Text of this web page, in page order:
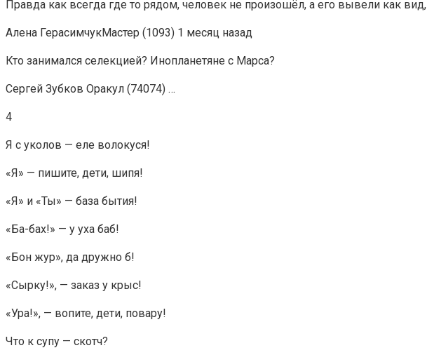
Правда как всегда где то рядом, человек не произошёл, а его вывели как
Алена ГерасимчукМастер (1093) 1 месяц назад
Кто занимался селекцией? Инопланетяне с Марса?
Сергей Зубков Оракул (74074) …
4
Я с уколов — еле волокуся!
«Я» — пишите, дети, шипя!
«Я» и «Ты» — база бытия!
«Ба-бах!» — у уха баб!
«Бон жур», да дружно б!
«Сырку!», — заказ у крыс!
«Ура!», — вопите, дети, повару!
Что к супу — скотч?